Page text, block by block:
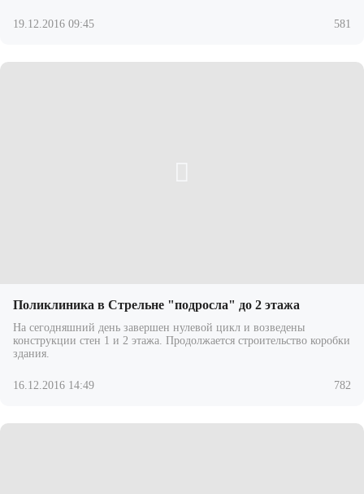
19.12.2016 09:45 581
Поликлиника в Стрельне "подросла" до 2 этажа
На сегодняшний день завершен нулевой цикл и возведены
конструкции стен 1 и 2 этажа. Продолжается строительство коробки
здания.
16.12.2016 14:49 782